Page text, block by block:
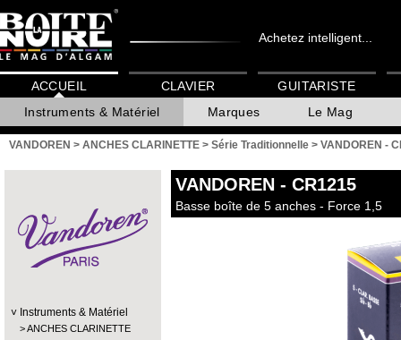
Achetez intelligent...
ACCUEIL
Instruments & Matériel
Marques Le Mag
CLAVIER GUITARISTE
VANDOREN > ANCHES CLARINETTE > Série Traditionnelle > VANDOREN -
Instruments & Matériel
ANCHES CLARINETTE
VANDOREN - CR1215
Basse boîte de 5 anches - Force 1,5